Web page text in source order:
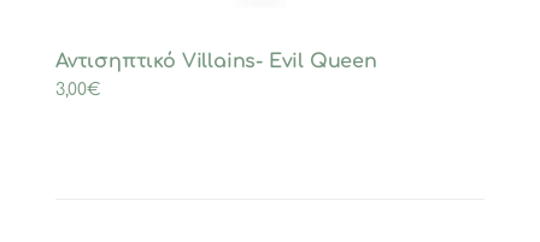
Αντισηπτικό Villains- Evil Queen
3,00€